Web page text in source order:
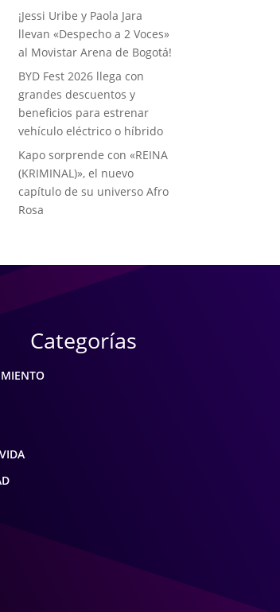
¡Jessi Uribe y Paola Jara
llevan «Despecho a 2 Voces»
al Movistar Arena de Bogotá!
BYD Fest 2026 llega con
grandes descuentos y
beneficios para estrenar
vehículo eléctrico o híbrido
Kapo sorprende con «REINA
(KRIMINAL)», el nuevo
capítulo de su universo Afro
Rosa
Categorías